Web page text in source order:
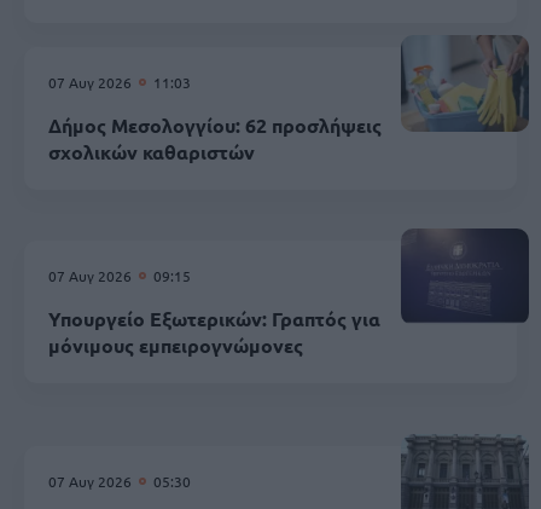
07 Αυγ 2026 11:03
Δήμος Μεσολογγίου: 62 προσλήψεις
σχολικών καθαριστών
07 Αυγ 2026 09:15
Υπουργείο Εξωτερικών: Γραπτός για
μόνιμους εμπειρογνώμονες
07 Αυγ 2026 05:30